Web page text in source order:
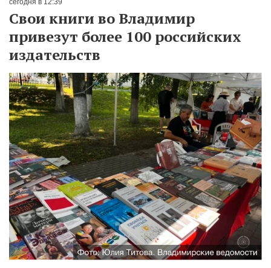
сегодня в 12:39
Свои книги во Владимир
привезут более 100 российских
издательств